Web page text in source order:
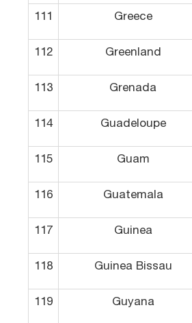
111 Greece
112 Greenland
113 Grenada
114 Guadeloupe
115 Guam
116 Guatemala
117 Guinea
118 Guinea Bissau
119 Guyana